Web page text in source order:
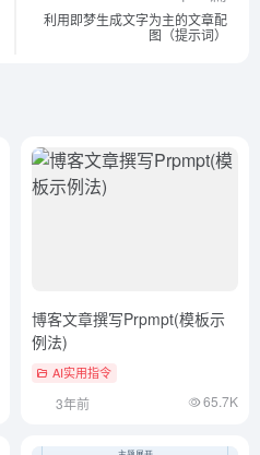
利用即梦生成文字为主的文章配
图（提示词）
博客文章撰写Prpmpt(模板示
例法)
AI实用指令
3年前 65.7K